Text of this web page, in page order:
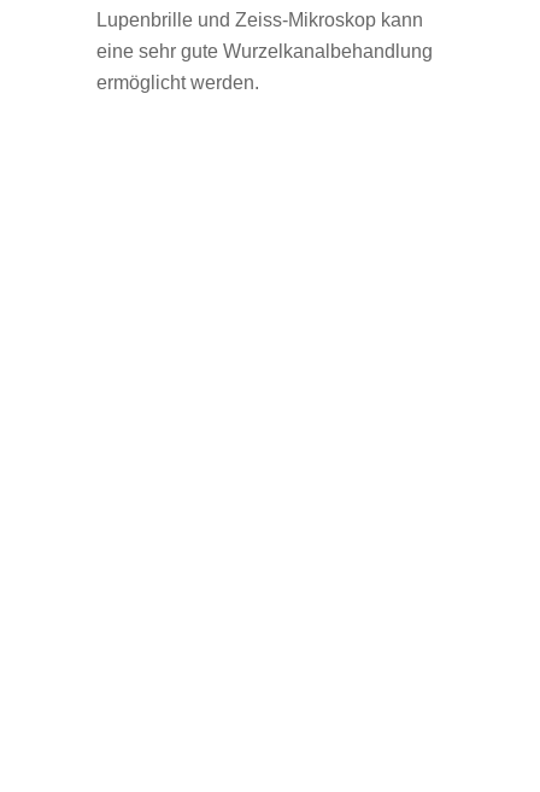
Lupenbrille und Zeiss-Mikroskop kann
eine sehr gute Wurzelkanalbehandlung
ermöglicht werden.